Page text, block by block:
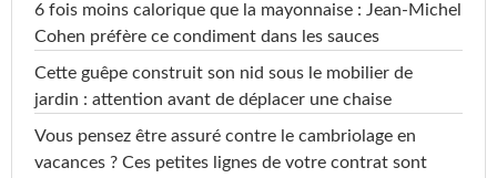
6 fois moins calorique que la mayonnaise : Jean-Michel
Cohen préfère ce condiment dans les sauces
Cette guêpe construit son nid sous le mobilier de
jardin : attention avant de déplacer une chaise
Vous pensez être assuré contre le cambriolage en
vacances ? Ces petites lignes de votre contrat sont